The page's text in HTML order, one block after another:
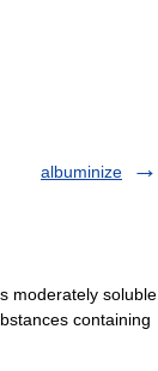
albuminize
moderately soluble
containing